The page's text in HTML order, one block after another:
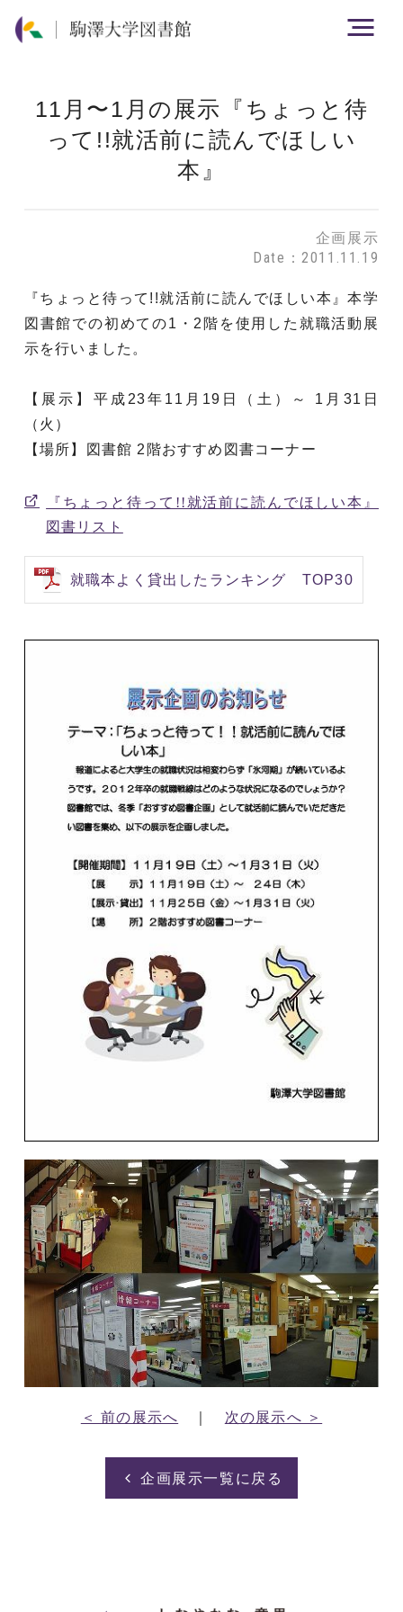
11月〜1月の展示『ちょっと待
って!!就活前に読んでほしい
本』
企画展示
Date：2011.11.19
『ちょっと待って!!就活前に読んでほしい本』本学
図書館での初めての1・2階を使用した就職活動展
示を行いました。
【展示】平成23年11月19日（土）～ 1月31日
（火）
【場所】図書館 2階おすすめ図書コーナー
『ちょっと待って!!就活前に読んでほしい本』
図書リスト
就職本よく貸出したランキング TOP30
＜ 前の展示へ 次の展示へ ＞
企画展示一覧に戻る